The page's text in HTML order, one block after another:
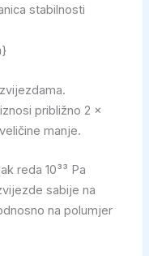
stabilnosti
približno 2 ×
manje.
reda 10³³ Pa
sabije na
na polumjer